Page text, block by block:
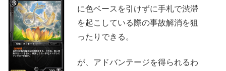
に色ベースを引けずに手札で渋滞
を起こしている際の事故解消を狙
ったりできる。
が、アドバンテージを得られるわ